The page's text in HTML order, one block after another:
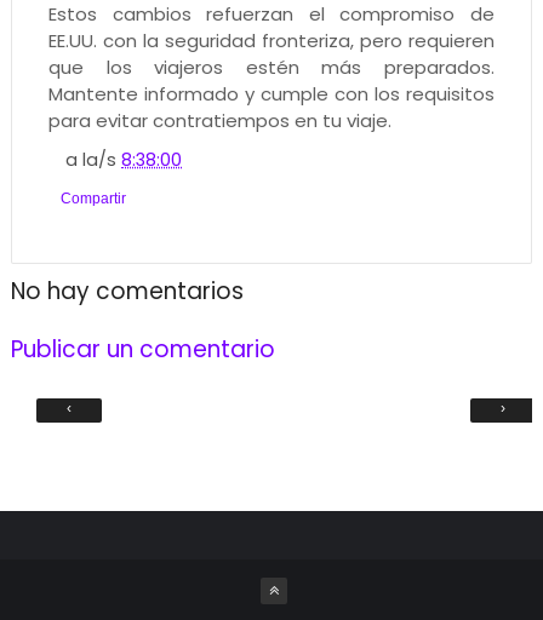
Estos cambios refuerzan el compromiso de
EE.UU. con la seguridad fronteriza, pero requieren
que los viajeros estén más preparados.
Mantente informado y cumple con los requisitos
para evitar contratiempos en tu viaje.
a la/s8:38:00
Compartir
No hay comentarios
Publicar un comentario
‹ ›